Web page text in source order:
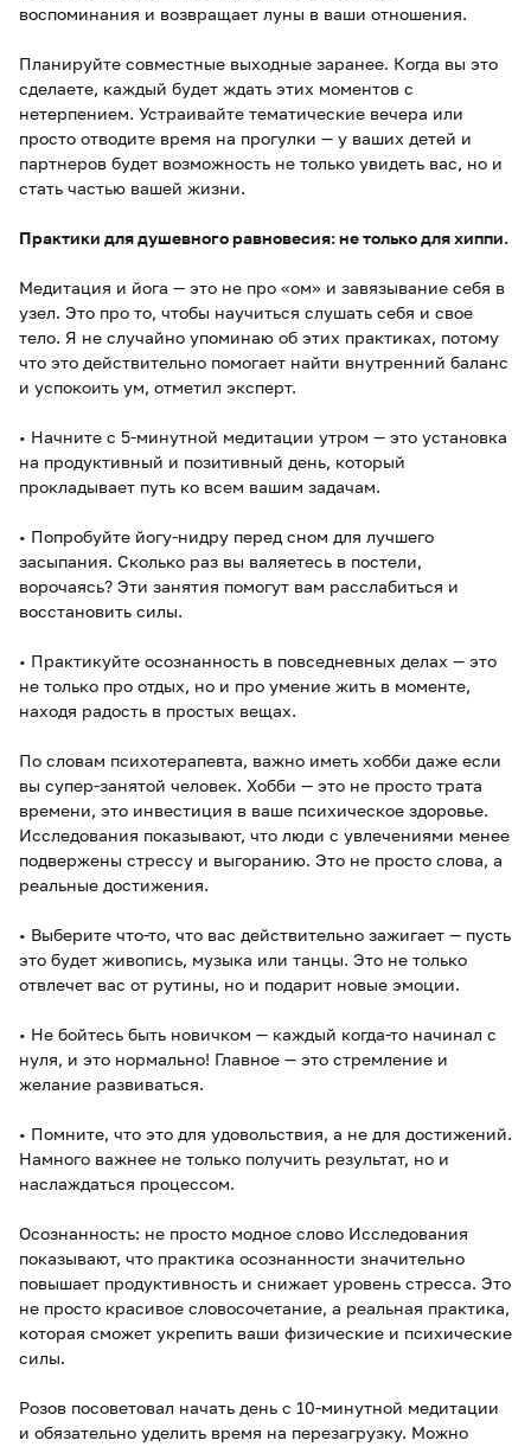
воспоминания и возвращает луны в ваши отношения.
Планируйте совместные выходные заранее. Когда вы это
сделаете, каждый будет ждать этих моментов с
нетерпением. Устраивайте тематические вечера или
просто отводите время на прогулки — у ваших детей и
партнеров будет возможность не только увидеть вас, но и
стать частью вашей жизни.
Практики для душевного равновесия: не только для хиппи.
Медитация и йога — это не про «ом» и завязывание себя в
узел. Это про то, чтобы научиться слушать себя и свое
тело. Я не случайно упоминаю об этих практиках, потому
что это действительно помогает найти внутренний баланс
и успокоить ум, отметил эксперт.
• Начните с 5-минутной медитации утром — это установка
на продуктивный и позитивный день, который
прокладывает путь ко всем вашим задачам.
• Попробуйте йогу-нидру перед сном для лучшего
засыпания. Сколько раз вы валяетесь в постели,
ворочаясь? Эти занятия помогут вам расслабиться и
восстановить силы.
• Практикуйте осознанность в повседневных делах — это
не только про отдых, но и про умение жить в моменте,
находя радость в простых вещах.
По словам психотерапевта, важно иметь хобби даже если
вы супер-занятой человек. Хобби — это не просто трата
времени, это инвестиция в ваше психическое здоровье.
Исследования показывают, что люди с увлечениями менее
подвержены стрессу и выгоранию. Это не просто слова, а
реальные достижения.
• Выберите что-то, что вас действительно зажигает — пусть
это будет живопись, музыка или танцы. Это не только
отвлечет вас от рутины, но и подарит новые эмоции.
• Не бойтесь быть новичком — каждый когда-то начинал с
нуля, и это нормально! Главное — это стремление и
желание развиваться.
• Помните, что это для удовольствия, а не для достижений.
Намного важнее не только получить результат, но и
наслаждаться процессом.
Осознанность: не просто модное слово Исследования
показывают, что практика осознанности значительно
повышает продуктивность и снижает уровень стресса. Это
не просто красивое словосочетание, а реальная практика,
которая сможет укрепить ваши физические и психические
силы.
Розов посоветовал начать день с 10-минутной медитации
и обязательно уделить время на перезагрузку. Можно